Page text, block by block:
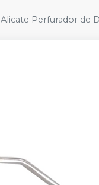
Alicate Perfurador de